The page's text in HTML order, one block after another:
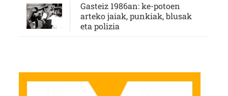
Gasteiz 1986an: ke-potoen
arteko jaiak, punkiak, blusak
eta polizia